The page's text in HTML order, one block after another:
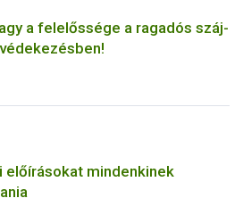
a felelőssége a ragadós száj-
előírásokat mindenkinek